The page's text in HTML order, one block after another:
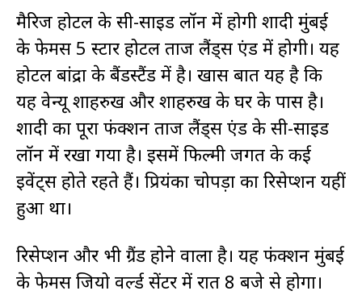
मैरिज होटल के सी-साइड लॉन में होगी शादी मुंबई
के फेमस 5 स्टार होटल ताज लैंड्स एंड में होगी। यह
होटल बांद्रा के बैंडस्टैंड में है। खास बात यह है कि
यह वेन्यू शाहरुख और शाहरुख के घर के पास है।
शादी का पूरा फंक्शन ताज लैंड्स एंड के सी-साइड
लॉन में रखा गया है। इसमें फिल्मी जगत के कई
इवेंट्स होते रहते हैं। प्रियंका चोपड़ा का रिसेप्शन यहीं
हुआ था।
रिसेप्शन और भी ग्रैंड होने वाला है। यह फंक्शन मुंबई
के फेमस जियो वर्ल्ड सेंटर में रात 8 बजे से होगा।